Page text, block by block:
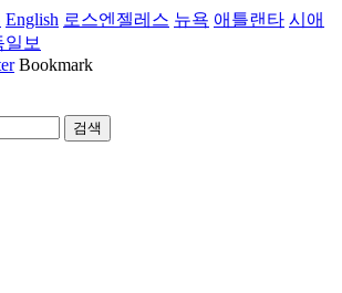
English 로스엔젤레스 뉴욕 애틀랜타 시애
일보
Bookmark